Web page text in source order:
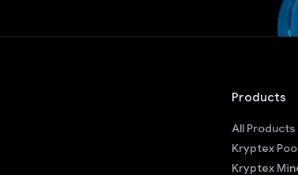
Products
All Products
Kryptex
Kryptex